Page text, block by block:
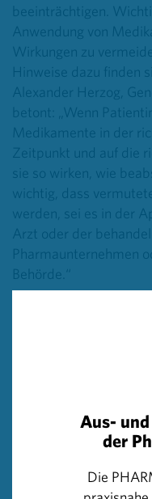
beeinträchtigen.
Anwendung von
Wirkungen zu
Hinweise dazu finden
Alexander Herzog,
betont: „Wenn
Medikamente in der
Zeitpunkt und auf die
sie so wirken, wie
wichtig, dass
werden, sei es in der
Arzt oder der
Pharmaunternehmen
Behörde.“
machen und den
erweitern. Alle
werden sorgfältig
bilden sie die Basis
zusätzliche
oder veränderte
Aus-
der
Die